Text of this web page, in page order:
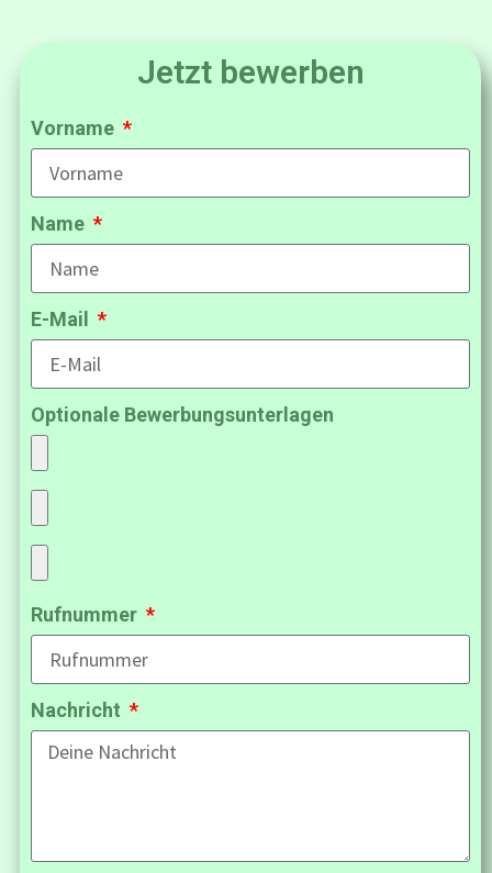
Jetzt bewerben
Vorname
Name
E-Mail
Optionale Bewerbungsunterlagen
Rufnummer
Nachricht